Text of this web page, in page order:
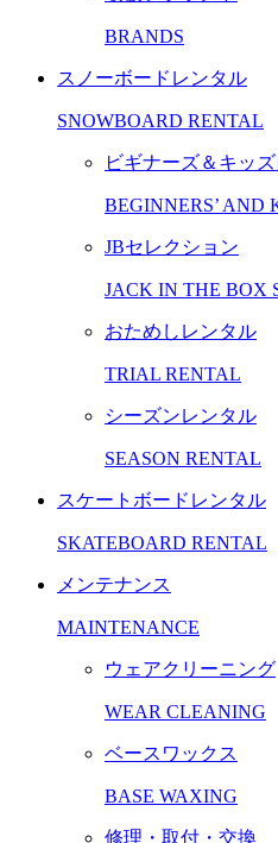
BRANDS
スノーボードレンタル
SNOWBOARD RENTAL
ビギナーズ＆キッ
BEGINNERS’ AND
JBセレクション
JACK IN THE BOX
おためしレンタル
TRIAL RENTAL
シーズンレンタル
SEASON RENTAL
スケートボードレンタル
SKATEBOARD RENTAL
メンテナンス
MAINTENANCE
ウェアクリーニング
WEAR CLEANING
ベースワックス
BASE WAXING
修理・取付・交換